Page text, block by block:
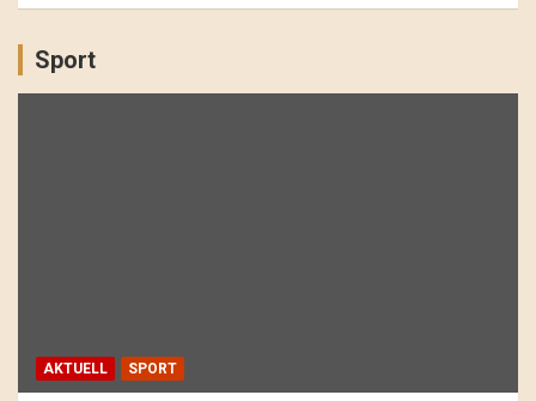
Sport
AKTUELL SPORT